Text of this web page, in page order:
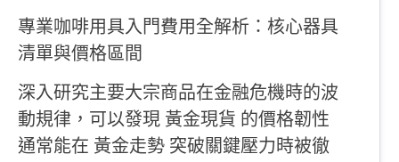
專業咖啡用具入門費用全解析：核心器具
清單與價格區間
深入研究主要大宗商品在金融危機時的波
動規律，可以發現 黃金現貨 的價格韌性
通常能在 黃金走勢 突破關鍵壓力時被徹